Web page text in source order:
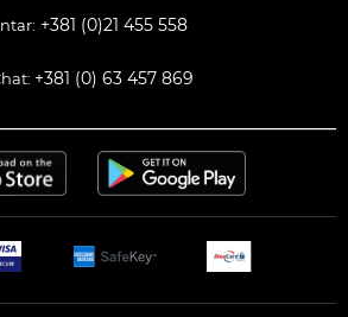
+381 (0)21 455 558
+381 (0) 63 457 869